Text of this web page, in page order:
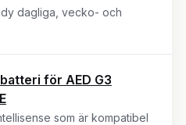
dagliga, vecko- och
för AED G3
som är kompatibel